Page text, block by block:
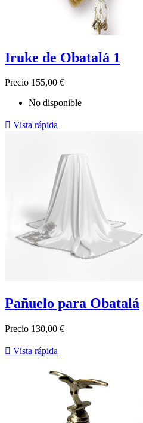
Iruke de Obatalá 1
Precio 155,00 €
No disponible
 Vista rápida
Pañuelo para Obatalá
Precio 130,00 €
 Vista rápida